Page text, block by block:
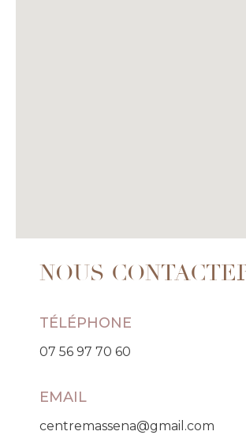
NOUS
TÉLÉPHONE
07 56 97 70 60
EMAIL
centremassena@gmail.com